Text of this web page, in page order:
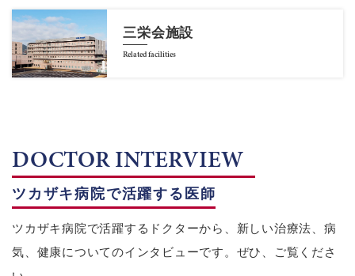
三栄会施設
Related facilities
DOCTOR INTERVIEW
ツカザキ病院で活躍する医師
ツカザキ病院で活躍するドクターから、新しい治療法、病
気、健康についてのインタビューです。ぜひ、ご覧くださ